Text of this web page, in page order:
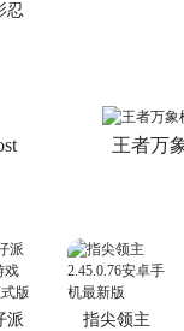
忍
王者万
派
指尖领主